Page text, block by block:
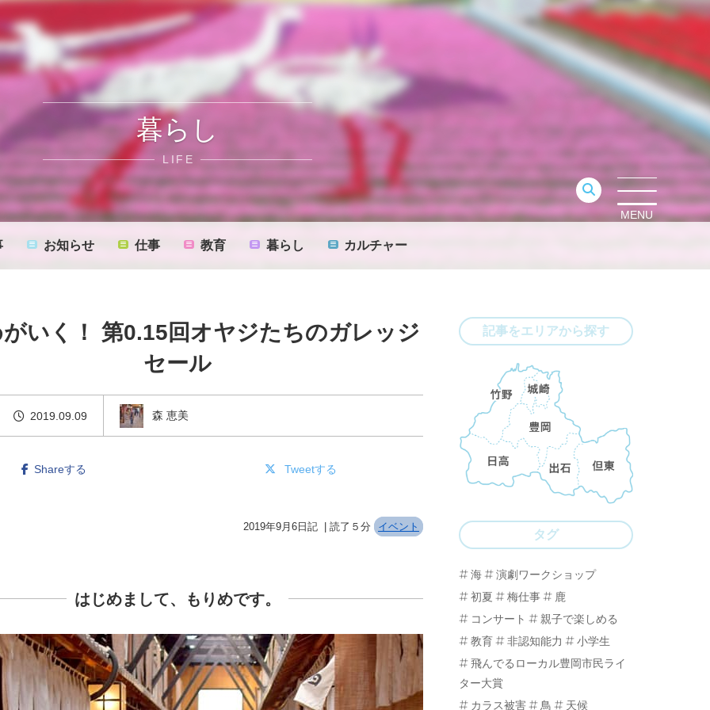
暮らし
LIFE
MENU
お知らせ 仕事 教育 暮らし カルチャー
いく！ 第0.15回オヤジたちのガレッジ
セール
2019.09.09 森 恵美
Shareする Tweetする
2019年9月6日記 | 読了５分 イベント
はじめまして、もりめです。
記事をエリアから探す
タグ
海
演劇ワークショップ
初夏
梅仕事
鹿
コンサート
親子で楽しめる
教育
非認知能力
小学生
飛んでるローカル豊岡市民ライ
ター大賞
カラス被害
鳥 天候